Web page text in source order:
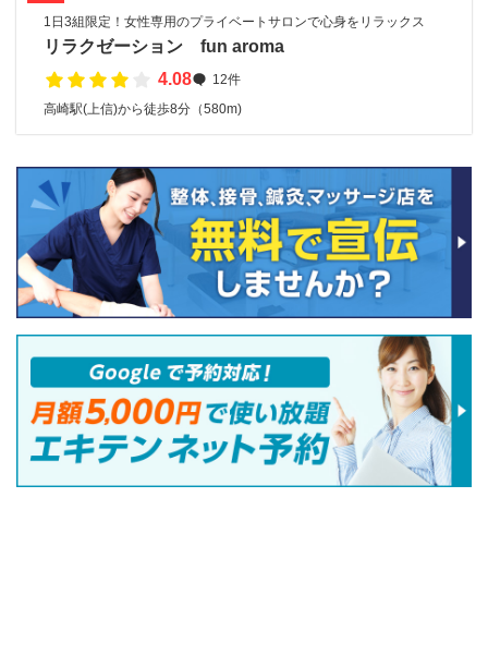
1日3組限定！女性専用のプライベートサロンで心身をリラックス
リラクゼーション fun aroma
4.08
12件
高崎駅(上信)から徒歩8分（580m)